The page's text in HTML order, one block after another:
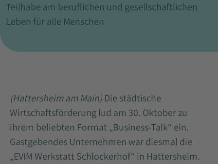
Teilhabe am beruflichen und gesellschaftlichen
Leben für alle Menschen
(Hattersheim am Main) Die städtische
Wirtschaftsförderung lud am 30. Oktober zu
ihrem beliebten Format „Business-Talk“ ein.
Gastgebendes Unternehmen war diesmal die
„EVIM Werkstatt Schlockerhof“ in Hattersheim.